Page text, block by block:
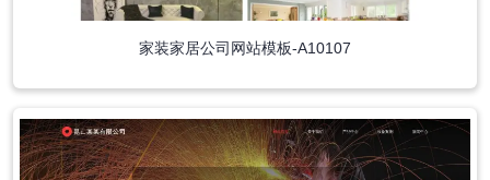
家装家居公司网站模板-A10107